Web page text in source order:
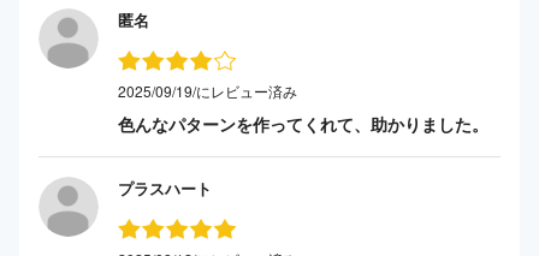
匿名
2025/09/19/にレビュー済み
色んなパターンを作ってくれて、助かりました。
プラスハート